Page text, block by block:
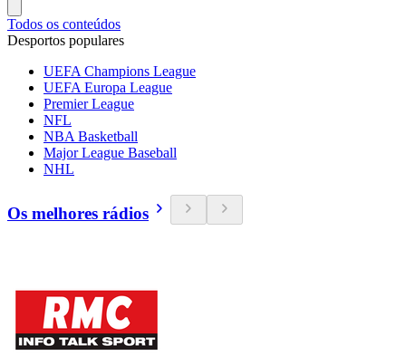
Todos os conteúdos
Desportos populares
UEFA Champions League
UEFA Europa League
Premier League
NFL
NBA Basketball
Major League Baseball
NHL
Os melhores rádios